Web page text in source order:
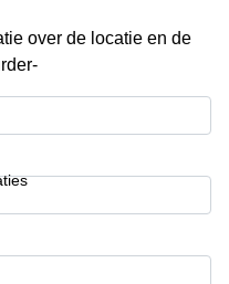
over de locatie en de